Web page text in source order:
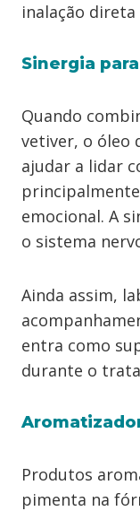
inalação
Sinergia
Quando
vetiver, o óleo
ajudar a lidar
emocional. A
o sistema
Ainda assim,
entra como
durante o
Produtos
pimenta na